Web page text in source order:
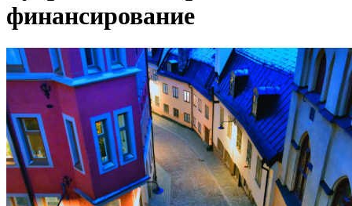
финансирование